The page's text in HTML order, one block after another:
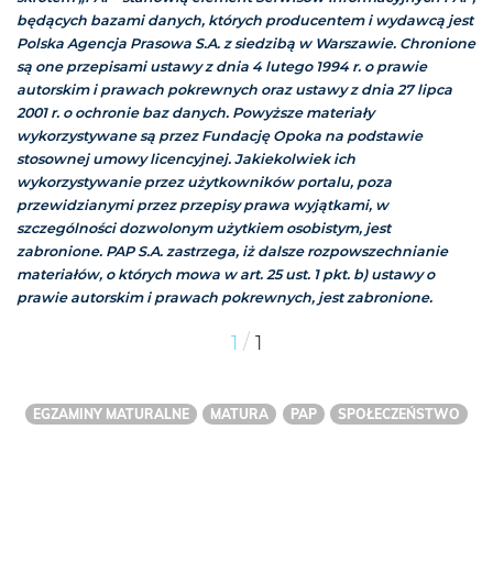
będących bazami danych, których producentem i wydawcą jest
Polska Agencja Prasowa S.A. z siedzibą w Warszawie. Chronione
są one przepisami ustawy z dnia 4 lutego 1994 r. o prawie
autorskim i prawach pokrewnych oraz ustawy z dnia 27 lipca
2001 r. o ochronie baz danych. Powyższe materiały
wykorzystywane są przez Fundację Opoka na podstawie
stosownej umowy licencyjnej. Jakiekolwiek ich
wykorzystywanie przez użytkowników portalu, poza
przewidzianymi przez przepisy prawa wyjątkami, w
szczególności dozwolonym użytkiem osobistym, jest
zabronione. PAP S.A. zastrzega, iż dalsze rozpowszechnianie
materiałów, o których mowa w art. 25 ust. 1 pkt. b) ustawy o
prawie autorskim i prawach pokrewnych, jest zabronione.
1 / 1
EGZAMINY MATURALNE MATURA PAP SPOŁECZEŃSTWO